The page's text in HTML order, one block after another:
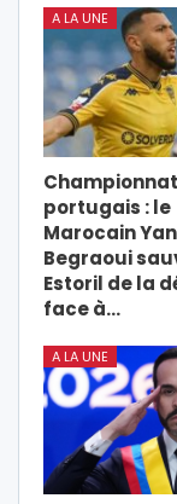
A LA UNE
Championnat
portugais : le
Marocain
Begraoui
Estoril de la
face à…
A LA UNE